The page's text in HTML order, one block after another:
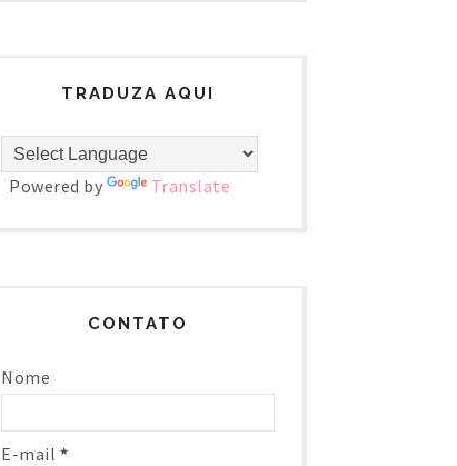
TRADUZA AQUI
Powered by Translate
CONTATO
Nome
E-mail *